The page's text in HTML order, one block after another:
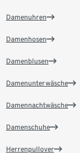
Damenuhren
Damenhosen
Damenblusen
Damenunterwäsche
Damennachtwäsche
Damenschuhe
Herrenpullover